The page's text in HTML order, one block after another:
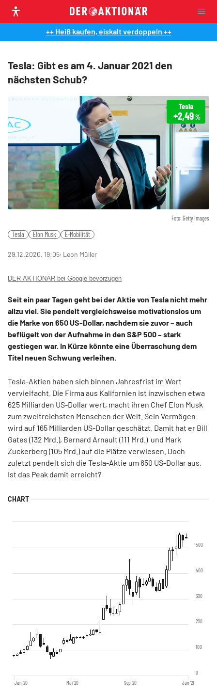
++ Heiß kaufen, eiskalt verdoppeln ++
Tesla: Gibt es am 4. Januar 2021 den
nächsten Schub?
Foto: Getty Images
Tesla
+2,49%
Tesla Elon Musk E-Mobilität
29.12.2020, 19:05‧ Leon Müller
DER AKTIONÄR bei Google bevorzugen
Seit ein paar Tagen geht bei der Aktie von Tesla nicht mehr
allzu viel. Sie pendelt vergleichsweise motivationslos um
die Marke von 650 US-Dollar, nachdem sie zuvor – auch
beflügelt von der Aufnahme in den S&P 500 – stark
gestiegen war. In Kürze könnte eine Überraschung dem
Titel neuen Schwung verleihen.
Tesla-Aktien haben sich binnen Jahresfrist im Wert
vervielfacht. Die Firma aus Kalifornien ist inzwischen etwa
625 Milliarden US-Dollar wert, macht ihren Chef Elon Musk
zum zweitreichsten Menschen der Welt. Sein Vermögen
wird auf 165 Milliarden US-Dollar geschätzt. Damit hat er Bill
Gates (132 Mrd.), Bernard Arnault (111 Mrd.) und Mark
Zuckerberg (105 Mrd.) auf die Plätze verwiesen. Doch
zuletzt pendelt sich die Tesla-Aktie um 650 US-Dollar aus.
Ist das Peak damit erreicht?
Jan '20 Jan '21
Mai '20 Sep '20
0
100
200
300
400
500